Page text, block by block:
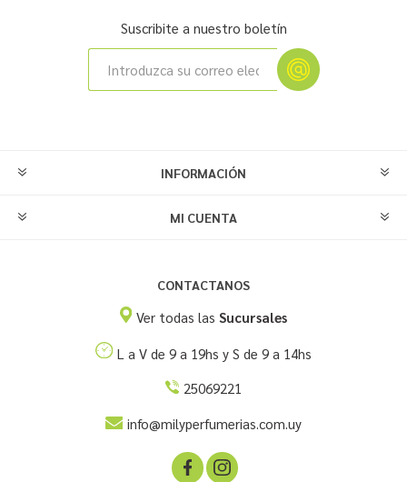
Suscribite a nuestro boletín
INFORMACIÓN
MI CUENTA
CONTACTANOS
Ver todas las Sucursales
L a V de 9 a 19hs y S de 9 a 14hs
25069221
info@milyperfumerias.com.uy